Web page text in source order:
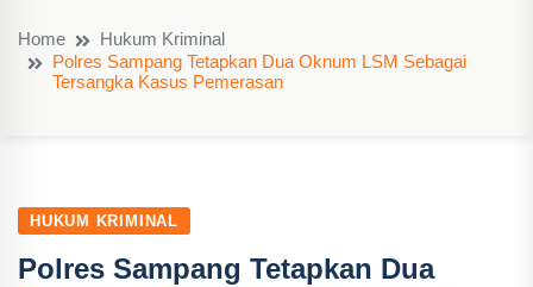
Home
Hukum Kriminal
Polres Sampang Tetapkan Dua Oknum LSM Sebagai
Tersangka Kasus Pemerasan
HUKUM KRIMINAL
Polres Sampang Tetapkan Dua